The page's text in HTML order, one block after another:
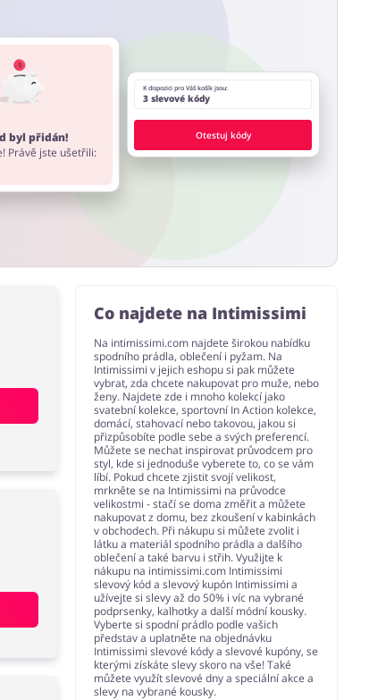
a rozšíření do prohlížeče, které nabízí
byl přidán!
Právě jste ušetřili:
K dispozici pro Váš košík jsou:
3 slevové kódy
Otestuj kódy
Co najdete na Intimissimi
Na intimissimi.com najdete širokou nabídku
spodního prádla, oblečení i pyžam. Na
Intimissimi v jejich eshopu si pak můžete
vybrat, zda chcete nakupovat pro muže, nebo
ženy. Najdete zde i mnoho kolekcí jako
svatební kolekce, sportovní In Action kolekce,
domácí, stahovací nebo takovou, jakou si
přizpůsobíte podle sebe a svých preferencí.
Můžete se nechat inspirovat průvodcem pro
styl, kde si jednoduše vyberete to, co se vám
líbí. Pokud chcete zjistit svojí velikost,
mrkněte se na Intimissimi na průvodce
velikostmi - stačí se doma změřit a můžete
nakupovat z domu, bez zkoušení v kabinkách
v obchodech. Při nákupu si můžete zvolit i
látku a materiál spodního prádla a dalšího
oblečení a také barvu i střih. Využijte k
nákupu na intimissimi.com Intimissimi
slevový kód a slevový kupón Intimissimi a
užívejte si slevy až do 50% i víc na vybrané
podprsenky, kalhotky a další módní kousky.
Vyberte si spodní prádlo podle vašich
představ a uplatněte na objednávku
Intimissimi slevové kódy a slevové kupóny, se
kterými získáte slevy skoro na vše! Také
můžete využít slevové dny a speciální akce a
slevy na vybrané kousky.